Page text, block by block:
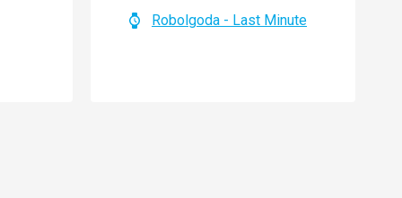
Robolgoda - Last Minute